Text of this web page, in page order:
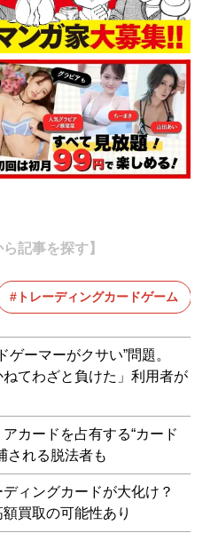
記事を探す】
トレーディングカードゲーム
ゲーマーがクサい”問題。
ねてわざと負けた」利用者が
カードを占有する“カード
される脱法者も
ィングカードが大化け？
買取の可能性あり